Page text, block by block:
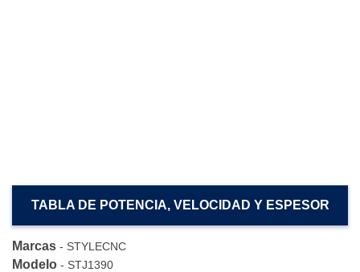
TABLA DE POTENCIA, VELOCIDAD Y ESPESOR
Marcas - STYLECNC
Modelo - STJ1390